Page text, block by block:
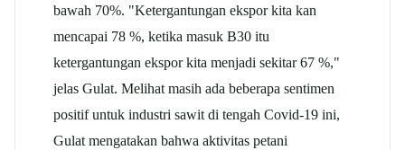
bawah 70%. "Ketergantungan ekspor kita kan
mencapai 78 %, ketika masuk B30 itu
ketergantungan ekspor kita menjadi sekitar 67 %,"
jelas Gulat. Melihat masih ada beberapa sentimen
positif untuk industri sawit di tengah Covid-19 ini,
Gulat mengatakan bahwa aktivitas petani